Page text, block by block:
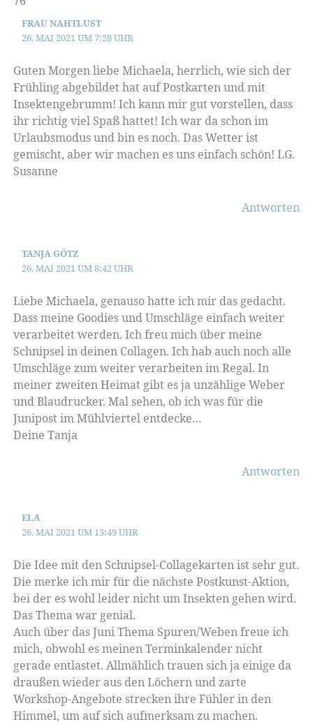
FRAU NAHTLUST
26. MAI 2021 UM 7:28 UHR
Guten Morgen liebe Michaela, herrlich, wie sich der
Frühling abgebildet hat auf Postkarten und mit
Insektengebrumm! Ich kann mir gut vorstellen, dass
ihr richtig viel Spaß hattet! Ich war da schon im
Urlaubsmodus und bin es noch. Das Wetter ist
gemischt, aber wir machen es uns einfach schön! LG.
Susanne
Antworten
TANJA GÖTZ
26. MAI 2021 UM 8:42 UHR
Liebe Michaela, genauso hatte ich mir das gedacht.
Dass meine Goodies und Umschläge einfach weiter
verarbeitet werden. Ich freu mich über meine
Schnipsel in deinen Collagen. Ich hab auch noch alle
Umschläge zum weiter verarbeiten im Regal. In
meiner zweiten Heimat gibt es ja unzählige Weber
und Blaudrucker. Mal sehen, ob ich was für die
Junipost im Mühlviertel entdecke…
Deine Tanja
Antworten
ELA
26. MAI 2021 UM 13:49 UHR
Die Idee mit den Schnipsel-Collagekarten ist sehr gut.
Die merke ich mir für die nächste Postkunst-Aktion,
bei der es wohl leider nicht um Insekten gehen wird.
Das Thema war genial.
Auch über das Juni Thema Spuren/Weben freue ich
mich, obwohl es meinen Terminkalender nicht
gerade entlastet. Allmählich trauen sich ja einige da
draußen wieder aus den Löchern und zarte
Workshop-Angebote strecken ihre Fühler in den
Himmel, um auf sich aufmerksam zu machen.